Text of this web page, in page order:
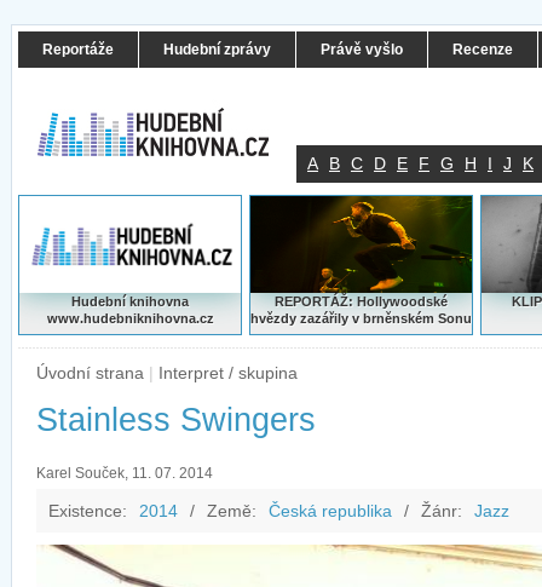
Reportáže Hudební zprávy Právě vyšlo Recenze
A B C D E F G H I J K
Hudební knihovna
www.hudebniknihovna.cz
REPORTÁŽ: Hollywoodské
hvězdy zazářily v brněnském Sonu
Úvodní strana | Interpret / skupina
Stainless Swingers
Karel Souček, 11. 07. 2014
Existence: 2014 / Země: Česká republika / Žánr: Jazz